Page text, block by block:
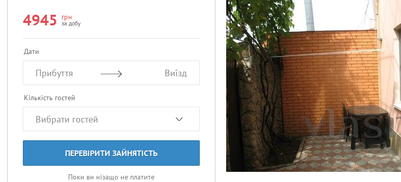
4945 грн
за добу
Дати
Прибуття Виїзд
Кількість гостей
ПЕРЕВІРИТИ ЗАЙНЯТІСТЬ
Поки ви нізащо не платите